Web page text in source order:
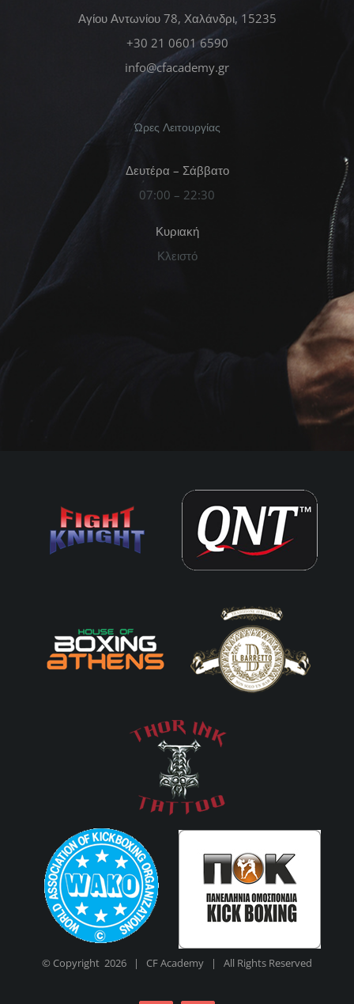
Αγίου Αντωνίου 78, Χαλάνδρι, 15235
+30 21 0601 6590
info@cfacademy.gr
Ώρες Λειτουργίας
Δευτέρα – Σάββατο
07:00 – 22:30
Κυριακή
Κλειστό
© Copyright 2026 | CF Academy | All Rights Reserved